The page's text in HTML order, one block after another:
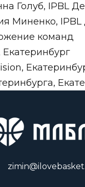
Голуб, IPBL
Миненко, IPBL
команд
Екатеринбург